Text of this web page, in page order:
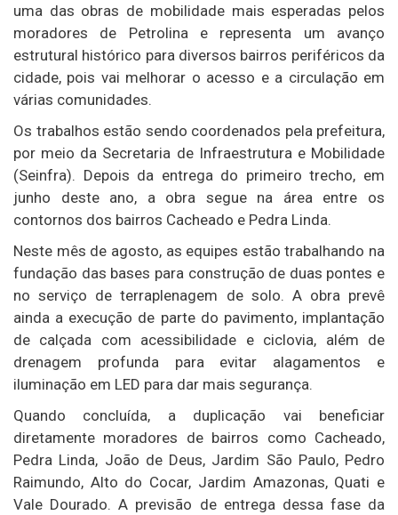
uma das obras de mobilidade mais esperadas pelos
moradores de Petrolina e representa um avanço
estrutural histórico para diversos bairros periféricos da
cidade, pois vai melhorar o acesso e a circulação em
várias comunidades.
Os trabalhos estão sendo coordenados pela prefeitura,
por meio da Secretaria de Infraestrutura e Mobilidade
(Seinfra). Depois da entrega do primeiro trecho, em
junho deste ano, a obra segue na área entre os
contornos dos bairros Cacheado e Pedra Linda.
Neste mês de agosto, as equipes estão trabalhando na
fundação das bases para construção de duas pontes e
no serviço de terraplenagem de solo. A obra prevê
ainda a execução de parte do pavimento, implantação
de calçada com acessibilidade e ciclovia, além de
drenagem profunda para evitar alagamentos e
iluminação em LED para dar mais segurança.
Quando concluída, a duplicação vai beneficiar
diretamente moradores de bairros como Cacheado,
Pedra Linda, João de Deus, Jardim São Paulo, Pedro
Raimundo, Alto do Cocar, Jardim Amazonas, Quati e
Vale Dourado. A previsão de entrega dessa fase da